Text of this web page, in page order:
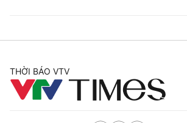
THỜI BÁO VTV